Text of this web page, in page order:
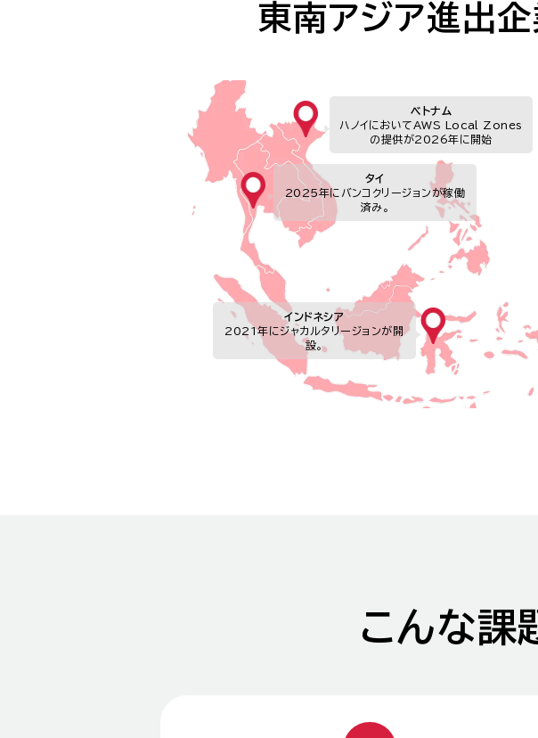
東南アジア進出
ベトナム
ハノイにおいてAWS Local Zones
の提供が2026年に開始
タイ
2025年にバンコクリージョンが稼働
済み。
インドネシア
2021年にジャカルタリージョンが開
設。
こんな課